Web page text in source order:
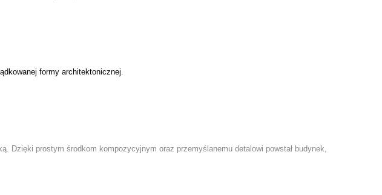
formy architektonicznej.
Dzięki prostym środkom kompozycyjnym oraz przemyślanemu detalowi powstał budynek,